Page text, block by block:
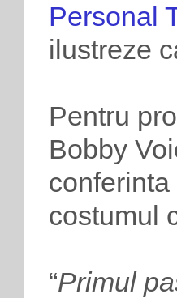
Personal
ilustreze
Pentru
Bobby
costumul
“Primul